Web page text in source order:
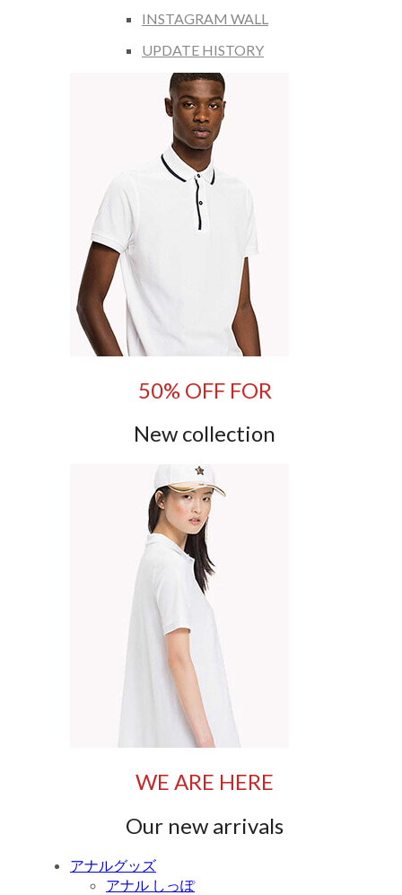
INSTAGRAM WALL
UPDATE HISTORY
50% OFF FOR
New collection
WE ARE HERE
Our new arrivals
アナルグッズ
アナル しっぽ